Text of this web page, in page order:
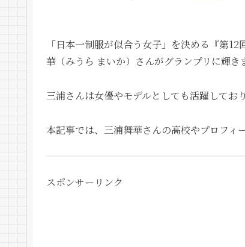
「日本一制服が似合う女子」を決める『第
華（みうら まいか）さんがグランプリに輝き
三浦さんは女優やモデルとしても活躍してお
本記事では、三浦舞華さんの高校やプロフィ
スポンサーリンク